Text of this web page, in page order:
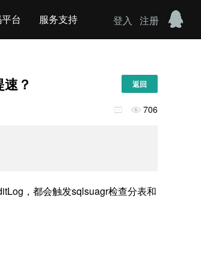
台 服务支持 登入 注册
？ 返回
  706
，都会触发sqlsuagr检查分表和